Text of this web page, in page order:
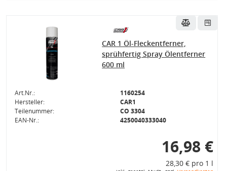
CAR 1 Öl-Fleckentferner,
sprühfertig Spray Ölentferner
600 ml
Art.Nr.:
1160254
Hersteller:
CAR1
Teilenummer:
CO 3304
EAN-Nr.:
4250040333040
16,98 €
28,30 € pro 1 l